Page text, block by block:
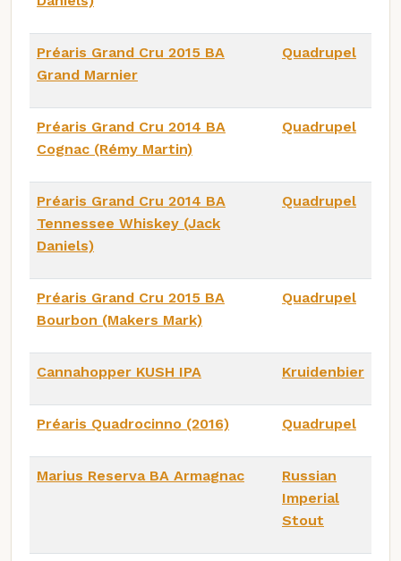
Préaris Grand Cru 2015 BA
Grand Marnier
Quadrupel
Préaris Grand Cru 2014 BA
Cognac (Rémy Martin)
Quadrupel
Préaris Grand Cru 2014 BA
Tennessee Whiskey (Jack
Daniels)
Quadrupel
Préaris Grand Cru 2015 BA
Bourbon (Makers Mark)
Quadrupel
Cannahopper KUSH IPA Kruidenbier
Préaris Quadrocinno (2016) Quadrupel
Marius Reserva BA Armagnac
Russian
Imperial
Stout